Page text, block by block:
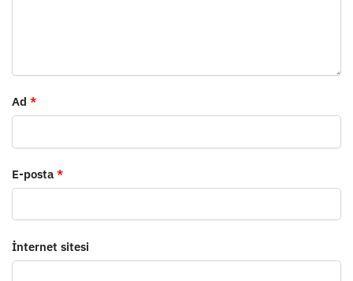
Ad *
E-posta *
İnternet sitesi